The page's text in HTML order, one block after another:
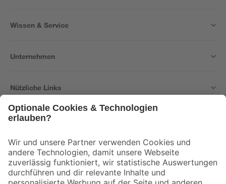
Wissen & Service
Unternehmen
Nützliche Links
Der toom Newsletter: Keine Angebote und Aktionen mehr verpassen!
Zur Newsletter Anmeldung